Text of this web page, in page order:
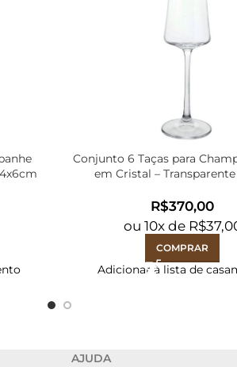
Conjunto 6 Taças para
em Cristal – Transparente
R$
ou 10x de R$
COMPRAR
Adicionar à lista de
AJUDA